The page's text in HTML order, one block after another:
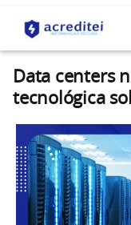
Data centers
tecnológica